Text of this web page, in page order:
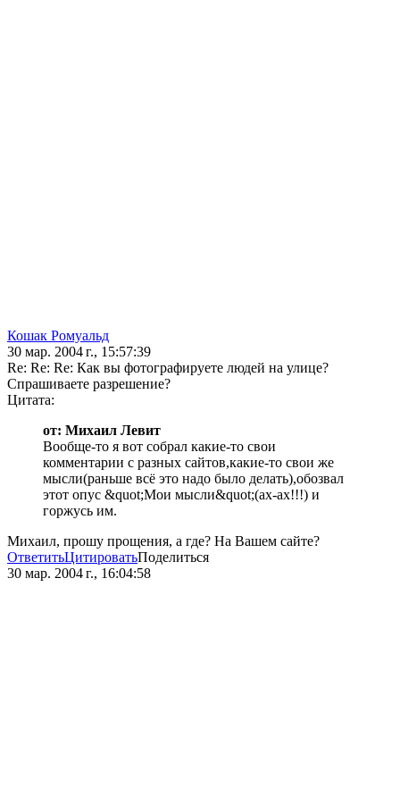
Кошак Ромуальд
30 мар. 2004 г., 15:57:39
Re: Re: Re: Как вы фотографируете людей на улице?
Спрашиваете разрешение?
Цитата:
от: Михаил Левит
Вообще-то я вот собрал какие-то свои
комментарии с разных сайтов,какие-то свои же
мысли(раньше всё это надо было делать),обозвал
этот опус &quot;Мои мысли&quot;(ах-ах!!!) и
горжусь им.
Михаил, прошу прощения, а где? На Вашем сайте?
ОтветитьЦитироватьПоделиться
30 мар. 2004 г., 16:04:58